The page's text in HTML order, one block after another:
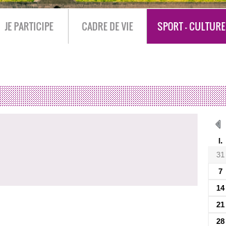
JE PARTICIPE CADRE DE VIE SPORT - CULTURE
l.
31
7
14
21
28